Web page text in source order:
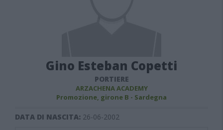
Gino Esteban Copetti
PORTIERE
ARZACHENA ACADEMY
Promozione, girone B - Sardegna
DATA DI NASCITA: 26-06-2002